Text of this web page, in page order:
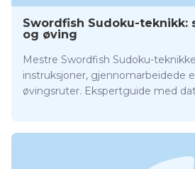
Swordfish Sudoku-teknikk:
og øving
Mestre Swordfish Sudoku-
instruksjoner, gjennomarbeidede
øvingsruter. Ekspertguide med